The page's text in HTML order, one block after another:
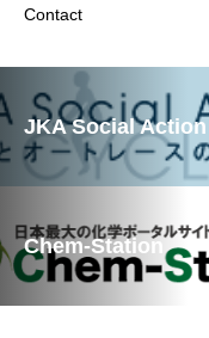
Contact
JKA Social Action
Chem-Station